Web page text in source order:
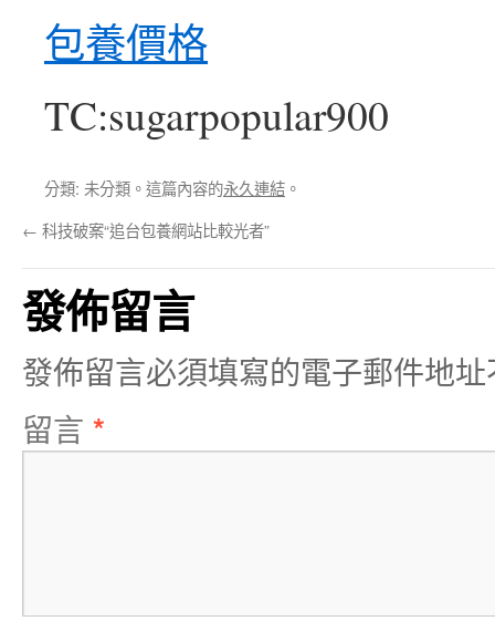
包養價格
TC:sugarpopular900
分類: 未分類。這篇內容的永久連結 。
← 科技破案“追台包養網站比較光者”
發佈留言
發佈留言必須填寫的電子郵件地
留言 *